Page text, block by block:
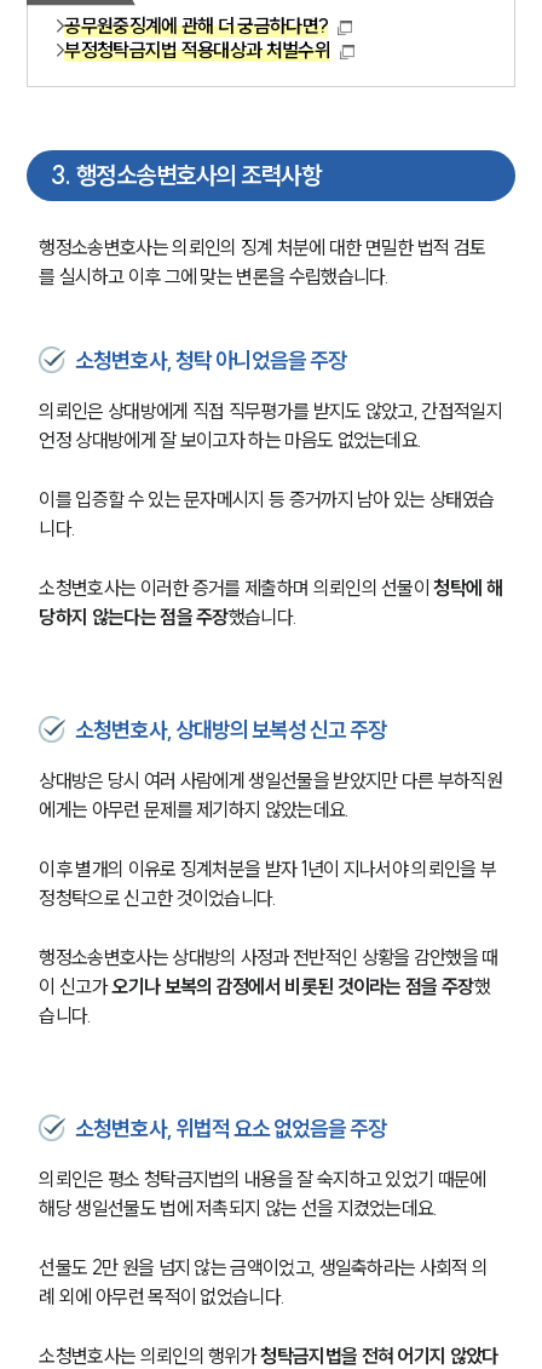
공무원중징계에 관해 더 궁금하다면?
부정청탁금지법 적용대상과 처벌수위
3. 행정소송변호사의 조력사항
행정소송변호사는 의뢰인의 징계 처분에 대한 면밀한 법적 검토
를 실시하고 이후 그에 맞는 변론을 수립했습니다.
소청변호사, 청탁 아니었음을 주장
의뢰인은 상대방에게 직접 직무평가를 받지도 않았고, 간접적일지
언정 상대방에게 잘 보이고자 하는 마음도 없었는데요.
이를 입증할 수 있는 문자메시지 등 증거까지 남아 있는 상태였습
니다.
소청변호사는 이러한 증거를 제출하며 의뢰인의 선물이 청탁에 해
당하지 않는다는 점을 주장했습니다.
소청변호사, 상대방의 보복성 신고 주장
상대방은 당시 여러 사람에게 생일선물을 받았지만 다른 부하직원
에게는 아무런 문제를 제기하지 않았는데요.
이후 별개의 이유로 징계처분을 받자 1년이 지나서야 의뢰인을 부
정청탁으로 신고한 것이었습니다.
행정소송변호사는 상대방의 사정과 전반적인 상황을 감안했을 때
이 신고가 오기나 보복의 감정에서 비롯된 것이라는 점을 주장했
습니다.
소청변호사, 위법적 요소 없었음을 주장
의뢰인은 평소 청탁금지법의 내용을 잘 숙지하고 있었기 때문에
해당 생일선물도 법에 저촉되지 않는 선을 지켰었는데요.
선물도 2만 원을 넘지 않는 금액이었고, 생일축하라는 사회적 의
례 외에 아무런 목적이 없었습니다.
소청변호사는 의뢰인의 행위가 청탁금지법을 전혀 어기지 않았다